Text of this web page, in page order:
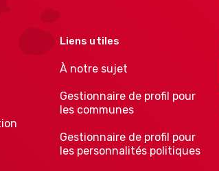
Liens utiles
À notre sujet
Gestionnaire de profil pour
les communes
Gestionnaire de profil pour
les personnalités politiques